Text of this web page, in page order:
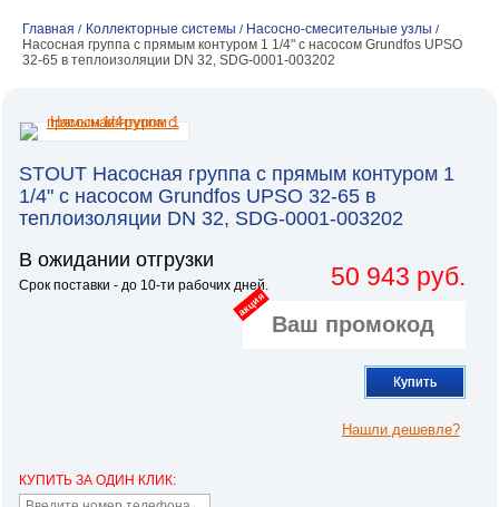
Главная / Коллекторные системы / Насосно-смесительные узлы /
Насосная группа с прямым контуром 1 1/4" с насосом Grundfos UPSO
32-65 в теплоизоляции DN 32, SDG-0001-003202
STOUT Насосная группа с прямым контуром 1
1/4" с насосом Grundfos UPSO 32-65 в
теплоизоляции DN 32, SDG-0001-003202
В ожидании отгрузки
Срок поставки - до 10-ти рабочих дней. 50 943 руб.
акция
Купить
Нашли дешевле?
КУПИТЬ ЗА ОДИН КЛИК: